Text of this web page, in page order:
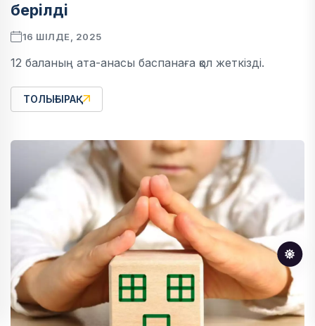
берілді
16 ШІЛДЕ, 2025
12 баланың ата-анасы баспанаға қол жеткізді.
ТОЛЫҒЫРАҚ